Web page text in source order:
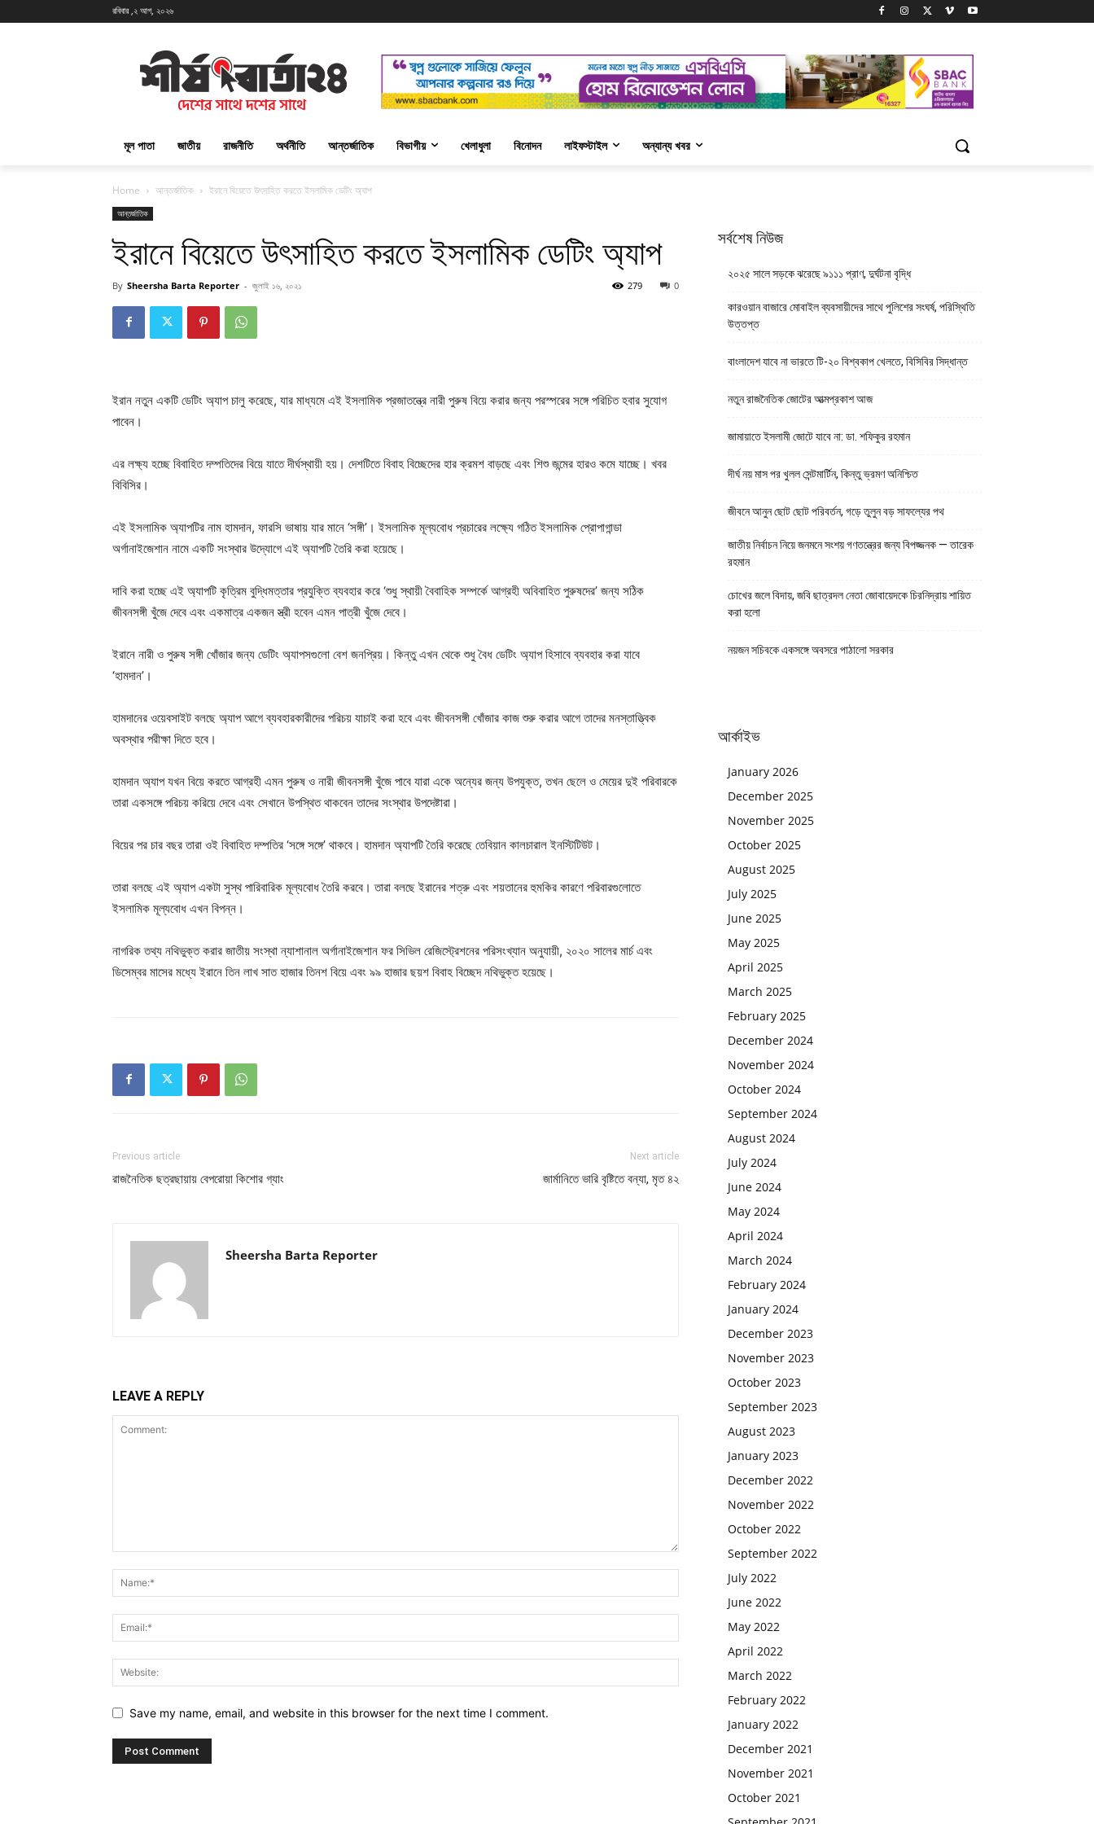
রবিবার ,২ আগ, ২০২৬
মূল পাতা জাতীয় রাজনীতি অর্থনীতি আন্তর্জাতিক বিভাগীয় খেলাধুলা বিনোদন লাইফস্টাইল অন্যান্য খবর
Home আন্তর্জাতিক ইরানে বিয়েতে উৎসাহিত করতে ইসলামিক ডেটিং অ্যাপ
আন্তর্জাতিক
ইরানে বিয়েতে উৎসাহিত করতে ইসলামিক ডেটিং অ্যাপ
By Sheersha Barta Reporter - জুলাই ১৬, ২০২১ 0
279
ইরান নতুন একটি ডেটিং অ্যাপ চালু করেছে, যার মাধ্যমে এই ইসলামিক প্রজাতন্ত্রে নারী পুরুষ বিয়ে করার জন্য পরস্পরের সঙ্গে পরিচিত হবার সুযোগ
পাবেন।
এর লক্ষ্য হচ্ছে বিবাহিত দম্পতিদের বিয়ে যাতে দীর্ঘস্থায়ী হয়। দেশটিতে বিবাহ বিচ্ছেদের হার ক্রমশ বাড়ছে এবং শিশু জন্মের হারও কমে যাচ্ছে। খবর
বিবিসির।
এই ইসলামিক অ্যাপটির নাম হামদান, ফারসি ভাষায় যার মানে ‘সঙ্গী’। ইসলামিক মূল্যবোধ প্রচারের লক্ষ্যে গঠিত ইসলামিক প্রোপাগান্ডা
অর্গানাইজেশান নামে একটি সংস্থার উদ্যোগে এই অ্যাপটি তৈরি করা হয়েছে।
দাবি করা হচ্ছে এই অ্যাপটি কৃত্রিম বুদ্ধিমত্তার প্রযুক্তি ব্যবহার করে ‘শুধু স্থায়ী বৈবাহিক সম্পর্কে আগ্রহী অবিবাহিত পুরুষদের’ জন্য সঠিক
জীবনসঙ্গী খুঁজে দেবে এবং একমাত্র একজন স্ত্রী হবেন এমন পাত্রী খুঁজে দেবে।
ইরানে নারী ও পুরুষ সঙ্গী খোঁজার জন্য ডেটিং অ্যাপসগুলো বেশ জনপ্রিয়। কিন্তু এখন থেকে শুধু বৈধ ডেটিং অ্যাপ হিসাবে ব্যবহার করা যাবে
‘হামদান’।
হামদানের ওয়েবসাইট বলছে অ্যাপ আগে ব্যবহারকারীদের পরিচয় যাচাই করা হবে এবং জীবনসঙ্গী খোঁজার কাজ শুরু করার আগে তাদের মনস্তাত্ত্বিক
অবস্থার পরীক্ষা দিতে হবে।
হামদান অ্যাপ যখন বিয়ে করতে আগ্রহী এমন পুরুষ ও নারী জীবনসঙ্গী খুঁজে পাবে যারা একে অন্যের জন্য উপযুক্ত, তখন ছেলে ও মেয়ের দুই পরিবারকে
তারা একসঙ্গে পরিচয় করিয়ে দেবে এবং সেখানে উপস্থিত থাকবেন তাদের সংস্থার উপদেষ্টারা।
বিয়ের পর চার বছর তারা ওই বিবাহিত দম্পতির ‘সঙ্গে সঙ্গে’ থাকবে। হামদান অ্যাপটি তৈরি করেছে তেবিয়ান কালচারাল ইনস্টিটিউট।
তারা বলছে এই অ্যাপ একটা সুস্থ পারিবারিক মূল্যবোধ তৈরি করবে। তারা বলছে ইরানের শত্রু এবং শয়তানের হুমকির কারণে পরিবারগুলোতে
ইসলামিক মূল্যবোধ এখন বিপন্ন।
নাগরিক তথ্য নথিভুক্ত করার জাতীয় সংস্থা ন্যাশানাল অর্গানাইজেশান ফর সিভিল রেজিস্ট্রেশনের পরিসংখ্যান অনুযায়ী, ২০২০ সালের মার্চ এবং
ডিসেম্বর মাসের মধ্যে ইরানে তিন লাখ সাত হাজার তিনশ বিয়ে এবং ৯৯ হাজার ছয়শ বিবাহ বিচ্ছেদ নথিভুক্ত হয়েছে।
Previous article
রাজনৈতিক ছত্রছায়ায় বেপরোয়া কিশোর গ্যাং
Next article
জার্মানিতে ভারি বৃষ্টিতে বন্যা, মৃত ৪২
Sheersha Barta Reporter
LEAVE A REPLY
Save my name, email, and website in this browser for the next time I comment.
সর্বশেষ নিউজ
২০২৫ সালে সড়কে ঝরেছে ৯১১১ প্রাণ, দুর্ঘটনা বৃদ্ধি
কারওয়ান বাজারে মোবাইল ব্যবসায়ীদের সাথে পুলিশের সংঘর্ষ, পরিস্থিতি
উত্তপ্ত
বাংলাদেশ যাবে না ভারতে টি-২০ বিশ্বকাপ খেলতে, বিসিবির সিদ্ধান্ত
নতুন রাজনৈতিক জোটের আত্মপ্রকাশ আজ
জামায়াতে ইসলামী জোটে যাবে না: ডা. শফিকুর রহমান
দীর্ঘ নয় মাস পর খুলল সেন্টমার্টিন, কিন্তু ভ্রমণ অনিশ্চিত
জীবনে আনুন ছোট ছোট পরিবর্তন, গড়ে তুলুন বড় সাফল্যের পথ
জাতীয় নির্বাচন নিয়ে জনমনে সংশয় গণতন্ত্রের জন্য বিপজ্জনক — তারেক
রহমান
চোখের জলে বিদায়, জবি ছাত্রদল নেতা জোবায়েদকে চিরনিদ্রায় শায়িত
করা হলো
নয়জন সচিবকে একসঙ্গে অবসরে পাঠালো সরকার
আর্কাইভ
January 2026
December 2025
November 2025
October 2025
August 2025
July 2025
June 2025
May 2025
April 2025
March 2025
February 2025
December 2024
November 2024
October 2024
September 2024
August 2024
July 2024
June 2024
May 2024
April 2024
March 2024
February 2024
January 2024
December 2023
November 2023
October 2023
September 2023
August 2023
January 2023
December 2022
November 2022
October 2022
September 2022
July 2022
June 2022
May 2022
April 2022
March 2022
February 2022
January 2022
December 2021
November 2021
October 2021